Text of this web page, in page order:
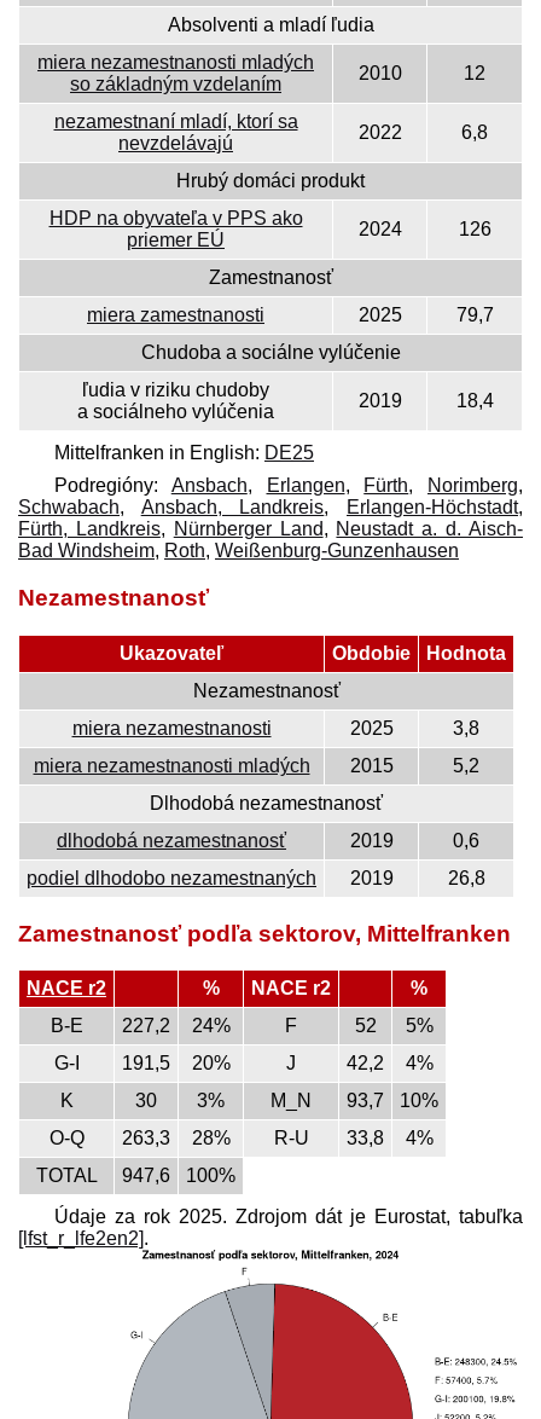
Absolventi a mladí ľudia
miera nezamestnanosti mladých
so základným vzdelaním
2010 12
nezamestnaní mladí, ktorí sa
nevzdelávajú
2022 6,8
Hrubý domáci produkt
HDP na obyvateľa v PPS ako
priemer EÚ
2024 126
Zamestnanosť
miera zamestnanosti
2025
79,7
Chudoba a sociálne vylúčenie
ľudia v riziku chudoby
a sociálneho vylúčenia
2019 18,4
Mittelfranken in English: DE25
Podregióny: Ansbach, Erlangen, Fürth, Norimberg,
Schwabach, Ansbach, Landkreis, Erlangen-Höchstadt,
Fürth, Landkreis, Nürnberger Land, Neustadt a. d. Aisch-
Bad Windsheim, Roth, Weißenburg-Gunzenhausen
Nezamestnanosť
Ukazovateľ Obdobie
Hodnota
Nezamestnanosť
miera nezamestnanosti
2025
3,8
miera nezamestnanosti mladých
2015
5,2
Dlhodobá nezamestnanosť
dlhodobá nezamestnanosť
2019
0,6
podiel dlhodobo nezamestnaných
2019 26,8
Zamestnanosť podľa sektorov, Mittelfranken
NACE r2 % NACE r2
%
B-E
227,2 24% F 52
5%
G-I
191,5 20% J 42,2
4%
K
30 3% M_N 93,7
10%
O-Q
263,3 28% R-U 33,8
4%
TOTAL
947,6
100%
Údaje za rok 2025. Zdrojom dát je Eurostat, tabuľka
[lfst_r_lfe2en2].